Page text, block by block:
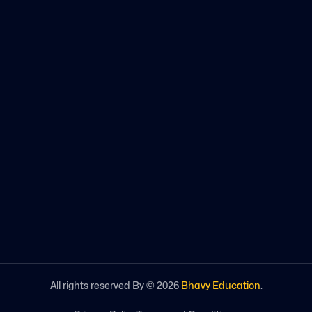
All rights reserved By © 2026 Bhavy Education.